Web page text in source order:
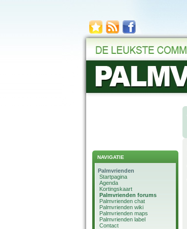
NAVIGATIE
Palmvrienden
Startpagina
Agenda
Kortingskaart
Palmvrienden forums
Palmvrienden chat
Palmvrienden wiki
Palmvrienden maps
Palmvrienden label
Contact